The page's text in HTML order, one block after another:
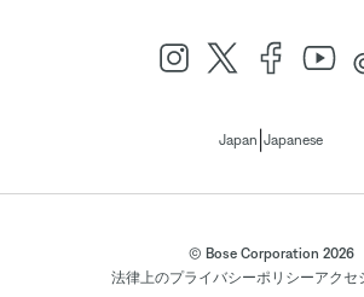
Japan Japanese
© Bose Corporation 2026
法律上のプライバシーポリシーアクセ